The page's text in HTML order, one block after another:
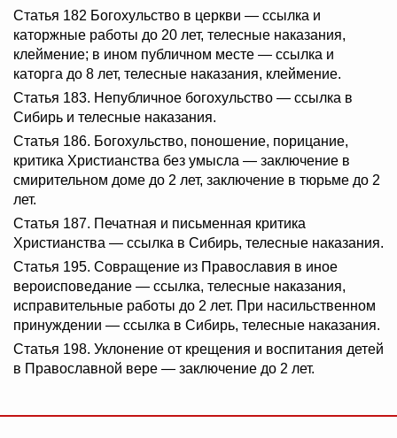
Статья 182 Богохульство в церкви — ссылка и
каторжные работы до 20 лет, телесные наказания,
клеймение; в ином публичном месте — ссылка и
каторга до 8 лет, телесные наказания, клеймение.
Статья 183. Непубличное богохульство — ссылка в
Сибирь и телесные наказания.
Статья 186. Богохульство, поношение, порицание,
критика Христианства без умысла — заключение в
смирительном доме до 2 лет, заключение в тюрьме до 2
лет.
Статья 187. Печатная и письменная критика
Христианства — ссылка в Сибирь, телесные наказания.
Статья 195. Совращение из Православия в иное
вероисповедание — ссылка, телесные наказания,
исправительные работы до 2 лет. При насильственном
принуждении — ссылка в Сибирь, телесные наказания.
Статья 198. Уклонение от крещения и воспитания детей
в Православной вере — заключение до 2 лет.